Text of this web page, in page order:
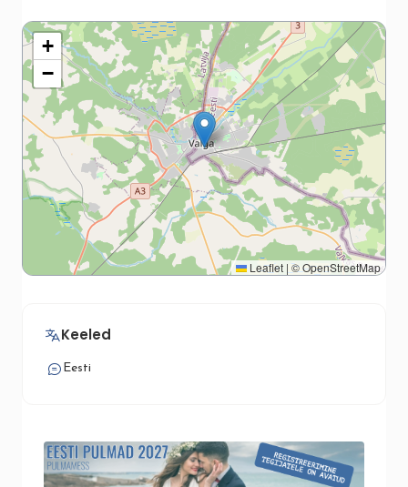
+
−
Leaflet | ©OpenStreetMap
Keeled
Eesti